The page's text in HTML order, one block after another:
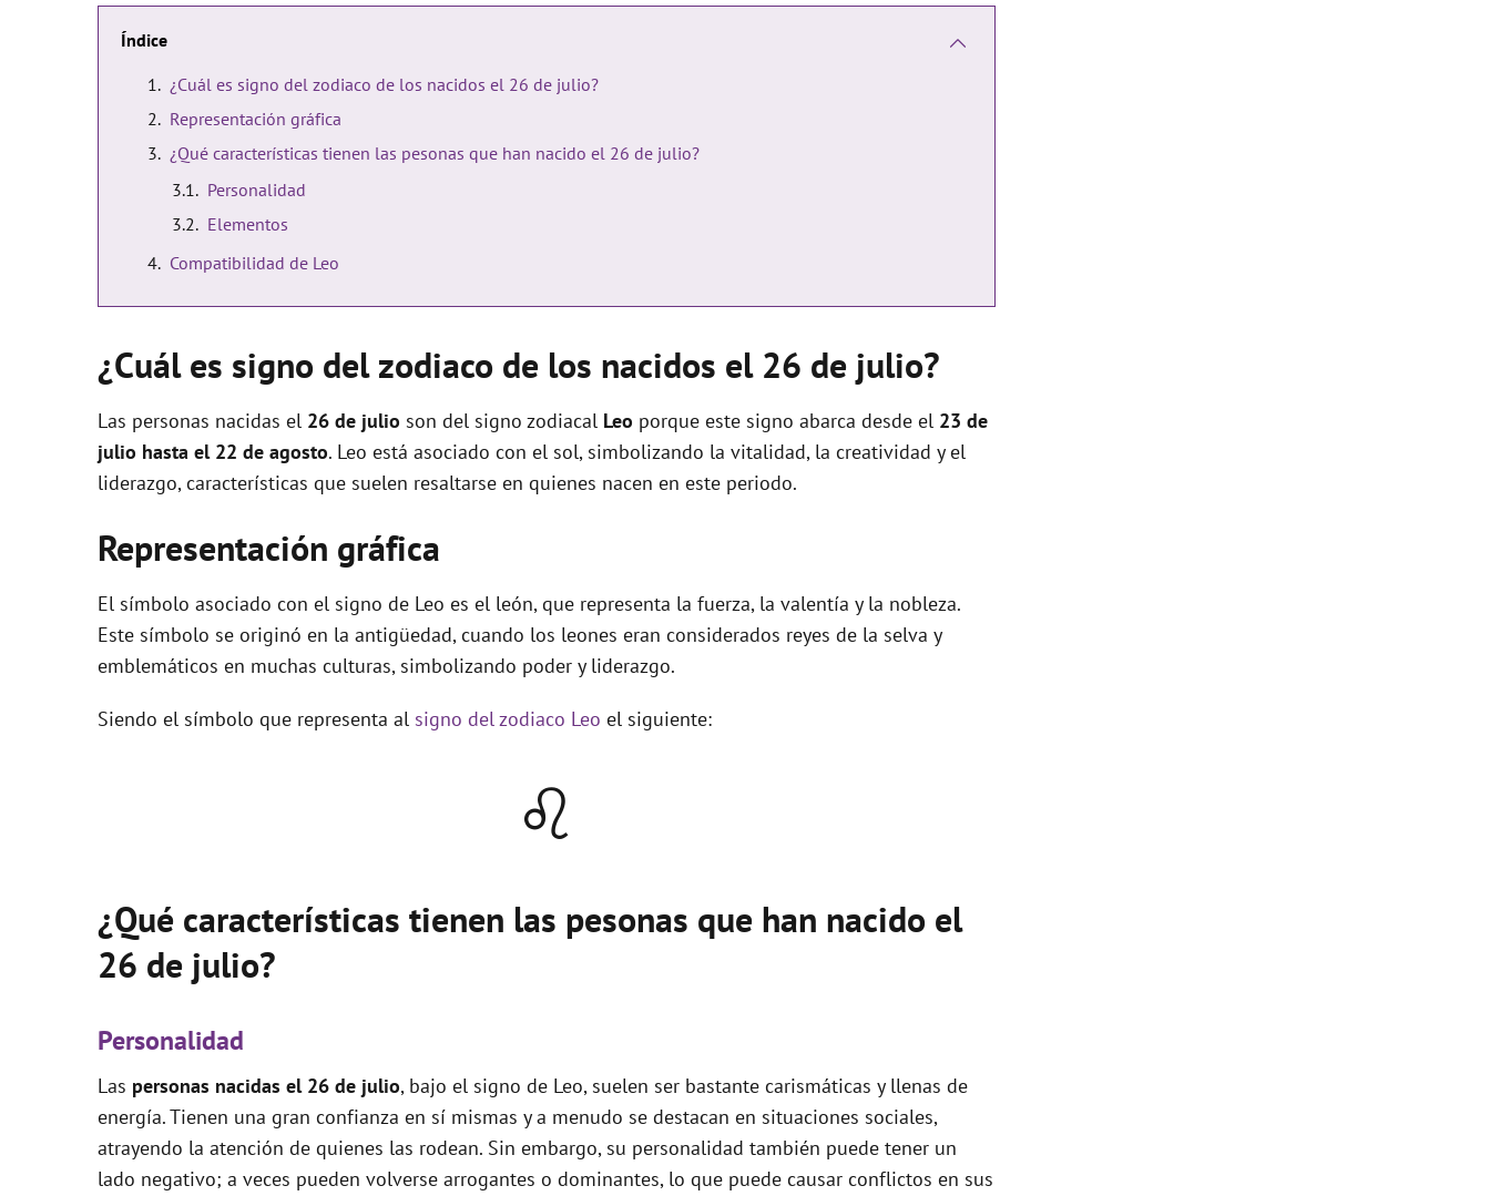
Índice
¿Cuál es signo del zodiaco de los nacidos el 26 de julio?
Representación gráfica
¿Qué características tienen las pesonas que han nacido el 26 de julio?
Personalidad
Elementos
Compatibilidad de Leo
¿Cuál es signo del zodiaco de los nacidos el 26 de julio?
Las personas nacidas el 26 de julio son del signo zodiacal Leo porque este signo abarca desde el 23 de
julio hasta el 22 de agosto. Leo está asociado con el sol, simbolizando la vitalidad, la creatividad y el
liderazgo, características que suelen resaltarse en quienes nacen en este periodo.
Representación gráfica
El símbolo asociado con el signo de Leo es el león, que representa la fuerza, la valentía y la nobleza.
Este símbolo se originó en la antigüedad, cuando los leones eran considerados reyes de la selva y
emblemáticos en muchas culturas, simbolizando poder y liderazgo.
Siendo el símbolo que representa al signo del zodiaco Leo el siguiente:
♌
¿Qué características tienen las pesonas que han nacido el
26 de julio?
Personalidad
Las personas nacidas el 26 de julio, bajo el signo de Leo, suelen ser bastante carismáticas y llenas de
energía. Tienen una gran confianza en sí mismas y a menudo se destacan en situaciones sociales,
atrayendo la atención de quienes las rodean. Sin embargo, su personalidad también puede tener un
lado negativo; a veces pueden volverse arrogantes o dominantes, lo que puede causar conflictos en sus